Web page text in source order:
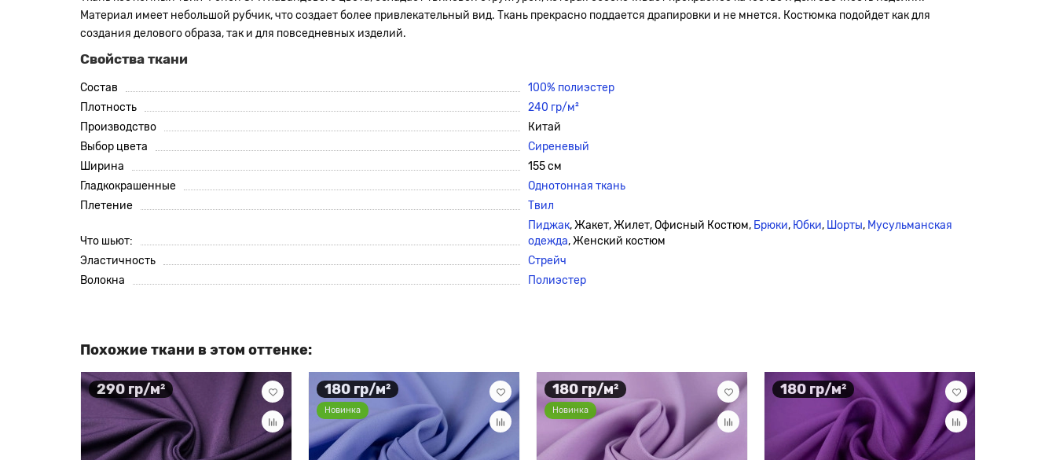
Материал имеет небольшой рубчик, что создает более привлекательный вид. Ткань прекрасно поддается драпировки и не мнется. Костюмка подойдет как для
создания делового образа, так и для повседневных изделий.
Свойства ткани
Состав
100% полиэстер
Плотность
240 гр/м²
Производство
Китай
Выбор цвета
Сиреневый
Ширина
155 см
Гладкокрашенные
Однотонная ткань
Плетение
Твил
Что шьют:
Пиджак, Жакет, Жилет, Офисный Костюм, Брюки, Юбки, Шорты, Мусульманская
одежда, Женский костюм
Эластичность
Стрейч
Волокна
Полиэстер
Похожие ткани в этом оттенке:
290 гр/м² 180 гр/м²
Новинка
180 гр/м²
Новинка
180 гр/м²